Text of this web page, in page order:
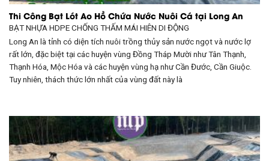
Thi Công Bạt Lót Ao Hồ Chứa Nước Nuôi Cá tại Long An
BẠT NHỰA HDPE CHỐNG THẤM MÁI HIÊN DI ĐỘNG
Long An là tỉnh có diện tích nuôi trồng thủy sản nước ngọt và nước lợ
rất lớn, đặc biệt tại các huyện vùng Đồng Tháp Mười như Tân Thạnh,
Thạnh Hóa, Mộc Hóa và các huyện vùng hạ như Cần Đước, Cần Giuộc.
Tuy nhiên, thách thức lớn nhất của vùng đất này là